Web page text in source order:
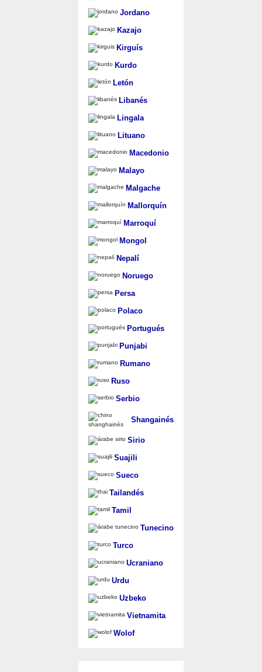
Jordano
Kazajo
Kirguís
Kurdo
Letón
Libanés
Lingala
Lituano
Macedonio
Malayo
Malgache
Mallorquín
Marroquí
Mongol
Nepalí
Noruego
Persa
Polaco
Portugués
Punjabi
Rumano
Ruso
Serbio
Shangainés
Sirio
Suajili
Sueco
Tailandés
Tamil
Tunecino
Turco
Ucraniano
Urdu
Uzbeko
Vietnamita
Wolof